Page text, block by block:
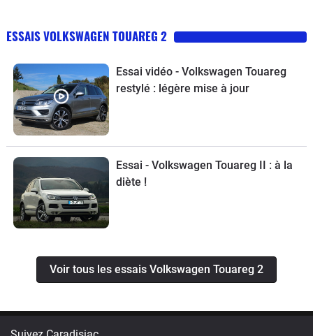
ESSAIS VOLKSWAGEN TOUAREG 2
Essai vidéo - Volkswagen Touareg
restylé : légère mise à jour
Essai - Volkswagen Touareg II : à la
diète !
Voir tous les essais Volkswagen Touareg 2